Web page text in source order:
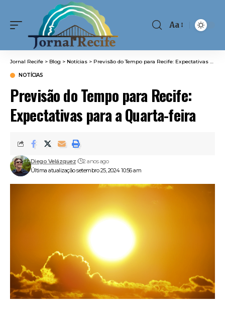
Font
Aa
Jornal Recife > Blog > Notícias > Previsão do Tempo para Recife: Expectativas para a Quarta-feira
NOTÍCIAS
Previsão do Tempo para Recife:
Expectativas para a Quarta-feira
Última atualização setembro 25, 2024 10:56 am
Diego Velázquez 2 anos ago